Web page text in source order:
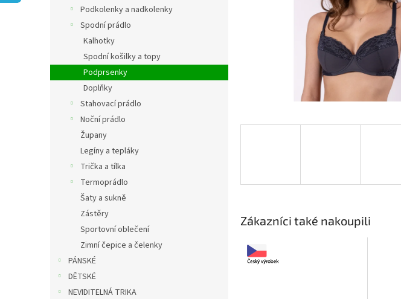
Podkolenky a nadkolenky
Spodní prádlo
Kalhotky
Spodní košilky a topy
Podprsenky
Doplňky
Stahovací prádlo
Noční prádlo
Župany
Legíny a tepláky
Trička a tílka
Termoprádlo
Šaty a sukně
Zástěry
Sportovní oblečení
Zimní čepice a čelenky
PÁNSKÉ
DĚTSKÉ
NEVIDITELNÁ TRIKA
Zákazníci také nakoupili